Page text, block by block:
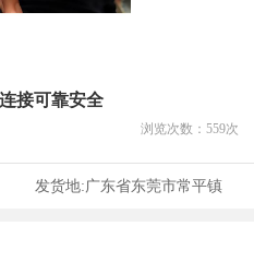
接可靠安全
浏览次数： 559次
发货地:广东省东莞市常平镇